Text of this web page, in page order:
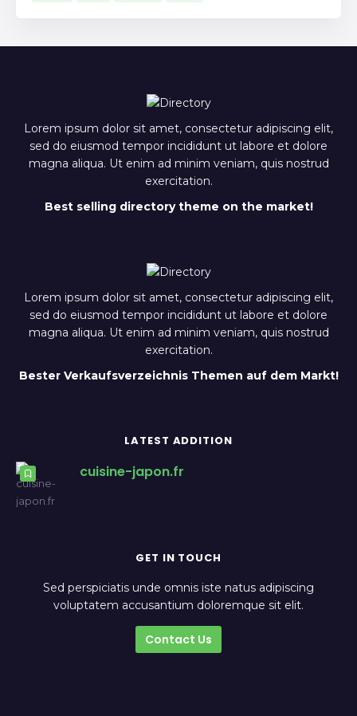
Lorem ipsum dolor sit amet, consectetur adipiscing elit,
sed do eiusmod tempor incididunt ut labore et dolore
magna aliqua. Ut enim ad minim veniam, quis nostrud
exercitation.
Best selling directory theme on the market!
Lorem ipsum dolor sit amet, consectetur adipiscing elit,
sed do eiusmod tempor incididunt ut labore et dolore
magna aliqua. Ut enim ad minim veniam, quis nostrud
exercitation.
Bester Verkaufsverzeichnis Themen auf dem Markt!
LATEST ADDITION
cuisine-japon.fr
GET IN TOUCH
Sed perspiciatis unde omnis iste natus adipiscing
voluptatem accusantium doloremque sit elit.
Contact Us